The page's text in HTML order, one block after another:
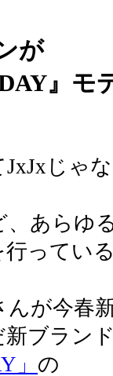
が
』
じゃ
、あらゆ
ってい
が今春
新ブラン
」 の